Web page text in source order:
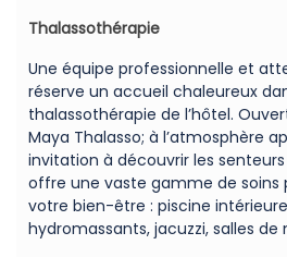
Thalassothérapie
Une équipe professionnelle et
réserve un accueil chaleureux
thalassothérapie de l’hôtel.
Maya Thalasso; à l’atmosphère
invitation à découvrir les senteurs
offre une vaste gamme de
votre bien-être : piscine
hydromassants, jacuzzi, salles de